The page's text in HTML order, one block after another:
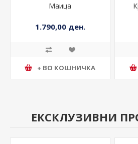
Маица
1.790,00 ден.
+ ВО КОШНИЧКА
ЕКСКЛУЗИВНИ